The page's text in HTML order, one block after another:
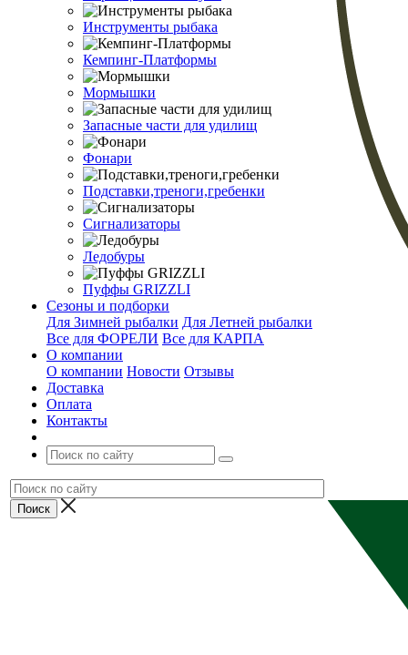
Инструменты рыбака
Кемпинг-Платформы
Мормышки
Запасные части для удилищ
Фонари
Подставки,треноги,гребенки
Сигнализаторы
Ледобуры
Пуффы GRIZZLI
Сезоны и подборки
Для Зимней рыбалки Для Летней рыбалки
Все для ФОРЕЛИ Все для КАРПА
О компании
О компании Новости Отзывы
Доставка
Оплата
Контакты